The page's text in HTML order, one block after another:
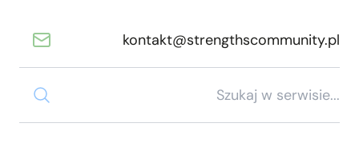
kontakt@strengthscommunity.pl